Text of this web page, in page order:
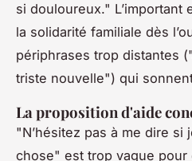
si douloureux." L’important
la solidarité familiale dès
périphrases trop distantes
triste nouvelle") qui
La proposition d'aide
"N’hésitez pas à me dire si
chose" est trop vague